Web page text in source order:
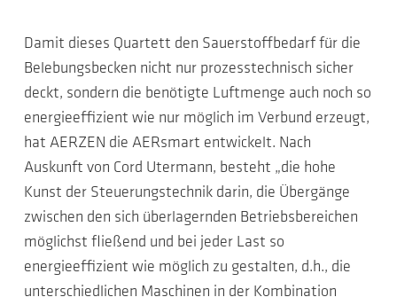
Damit dieses Quartett den Sauerstoffbedarf für die
Belebungsbecken nicht nur prozesstechnisch sicher
deckt, sondern die benötigte Luftmenge auch noch so
energieeffizient wie nur möglich im Verbund erzeugt,
hat AERZEN die AERsmart entwickelt. Nach
Auskunft von Cord Utermann, besteht „die hohe
Kunst der Steuerungstechnik darin, die Übergänge
zwischen den sich überlagernden Betriebsbereichen
möglichst fließend und bei jeder Last so
energieeffizient wie möglich zu gestalten, d.h., die
unterschiedlichen Maschinen in der Kombination